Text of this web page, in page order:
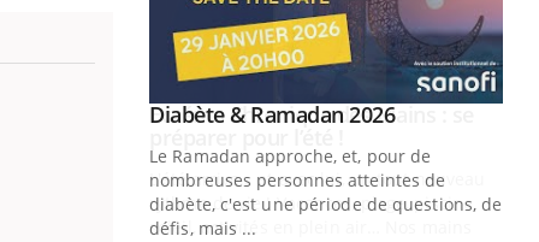
: se
tout nouveau
piscine,
Youtube
Diabète & Ramadan 2026Youtube
Le Ramadan approche, et, pour de
nombreuses personnes atteintes de
diabète, c'est une période de questions, de
défis, mais ...